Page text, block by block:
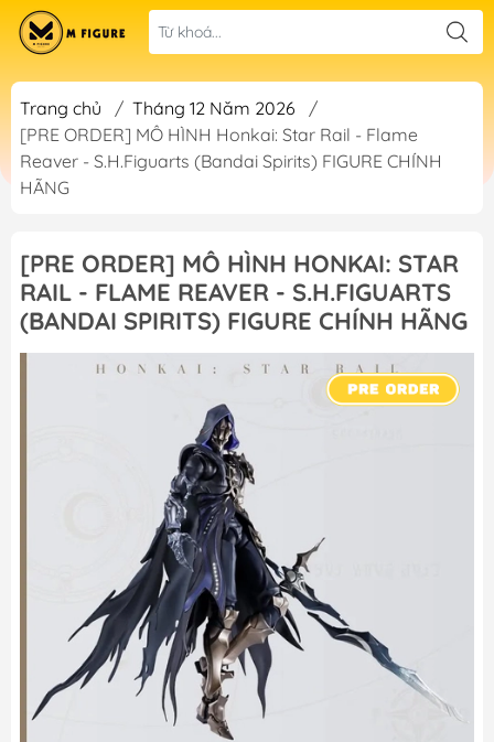
Trang chủ / Tháng 12 Năm 2026
/
[PRE ORDER] MÔ HÌNH Honkai: Star Rail - Flame
Reaver - S.H.Figuarts (Bandai Spirits) FIGURE CHÍNH
HÃNG
[PRE ORDER] MÔ HÌNH HONKAI: STAR
RAIL - FLAME REAVER - S.H.FIGUARTS
(BANDAI SPIRITS) FIGURE CHÍNH HÃNG